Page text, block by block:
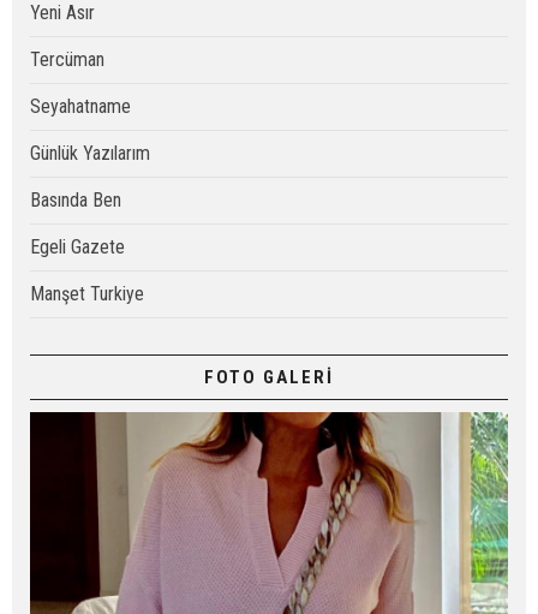
Yeni Asır
Tercüman
Seyahatname
Günlük Yazılarım
Basında Ben
Egeli Gazete
Manşet Turkiye
FOTO GALERİ